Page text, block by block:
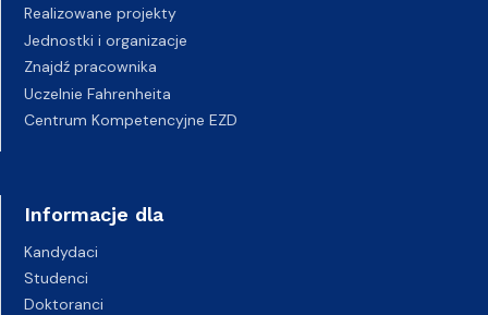
Realizowane projekty
Jednostki i organizacje
Znajdź pracownika
Uczelnie Fahrenheita
Centrum Kompetencyjne EZD
Informacje dla
Kandydaci
Studenci
Doktoranci